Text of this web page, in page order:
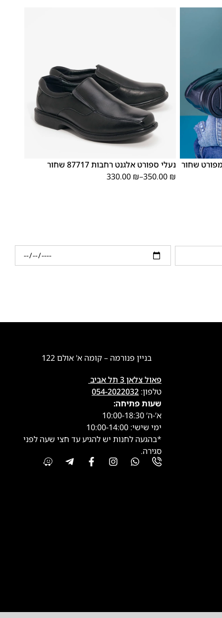
נעלי ספורט אלגנט רחבות 87717 שחור
330.00 ₪–350.00 ₪
בניין פנורמה – קומה א' אולם 122
פאול צלאן 3 תל אביב
טלפון: 054-2022032
שעות פתיחה:
א’-ה’ 10:00-18:30
ימי שישי: 10:00-14:00
*בהגעה לחנות יש להגיע עד חצי שעה לפני
סגירה.